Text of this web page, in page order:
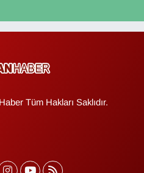
Tüm Hakları Saklıdır.